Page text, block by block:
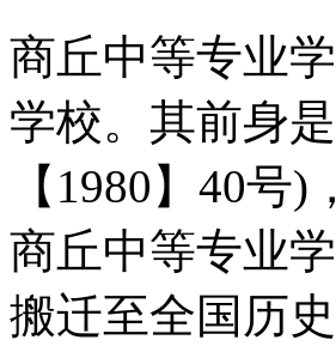
商丘中等专业
学校。其前身
【1980】40号
商丘中等专业
搬迁至全国历